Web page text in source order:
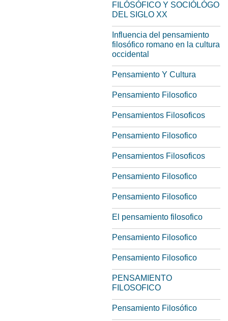
FILÓSÓFICO Y SOCIÓLÓGO
DEL SIGLO XX
Influencia del pensamiento
filosófico romano en la cultura
occidental
Pensamiento Y Cultura
Pensamiento Filosofico
Pensamientos Filosoficos
Pensamiento Filosofico
Pensamientos Filosoficos
Pensamiento Filosofico
Pensamiento Filosofico
El pensamiento filosofico
Pensamiento Filosofico
Pensamiento Filosofico
PENSAMIENTO
FILOSOFICO
Pensamiento Filosófico